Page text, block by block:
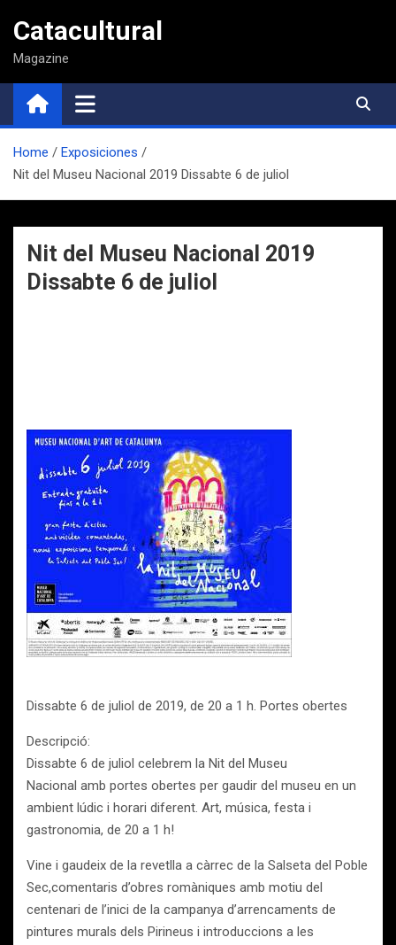
contenido
Catacultural
Magazine
Home
Exposiciones
Nit del Museu Nacional 2019 Dissabte 6 de juliol
Nit del Museu Nacional 2019
Dissabte 6 de juliol
Dissabte 6 de juliol de 2019, de 20 a 1 h. Portes obertes
Descripció:
Dissabte 6 de juliol celebrem la Nit del Museu
Nacional amb portes obertes per gaudir del museu en un
ambient lúdic i horari diferent. Art, música, festa i
gastronomia, de 20 a 1 h!
Vine i gaudeix de la revetlla a càrrec de la Salseta del Poble
Sec,comentaris d’obres romàniques amb motiu del
centenari de l’inici de la campanya d’arrencaments de
pintures murals dels Pirineus i introduccions a les